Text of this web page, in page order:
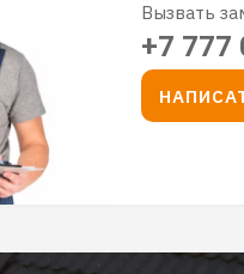
Вызвать
+7 777